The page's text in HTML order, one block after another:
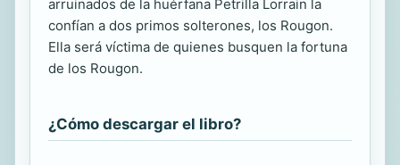
arruinados de la huérfana Petrilla Lorrain la
confían a dos primos solterones, los Rougon.
Ella será víctima de quienes busquen la fortuna
de los Rougon.
¿Cómo descargar el libro?